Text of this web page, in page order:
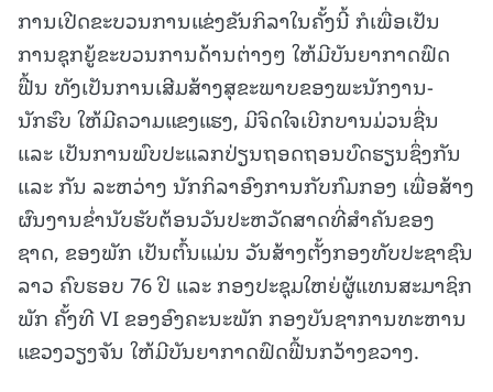
ການເປີດຂະບວນການແຂ່ງຂັນກິລາໃນຄັ້ງນີ້ ກໍເພື່ອເປັນ
ການຊຸກຍູ້ຂະບວນການດ້ານຕ່າງໆ ໃຫ້ມີບັນຍາກາດຟົດ
ຟື້ນ ທັງເປັນການເສີມສ້າງສຸຂະພາບຂອງພະນັກງານ-
ນັກຮົບ ໃຫ້ມີຄວາມແຂງແຮງ, ມີຈິດໃຈເບີກບານມ່ວນຊື່ນ
ແລະ ເປັນການພົບປະແລກປ່ຽນຖອດຖອນບົດຮຽນຊຶ່ງກັນ
ແລະ ກັນ ລະຫວ່າງ ນັກກິລາອົງການກັບກົມກອງ ເພື່ອສ້າງ
ຜົນງານຂ່ຳນັບຮັບຕ້ອນວັນປະຫວັດສາດທີ່ສຳຄັນຂອງ
ຊາດ, ຂອງພັກ ເປັນຕົ້ນແມ່ນ ວັນສ້າງຕັ້ງກອງທັບປະຊາຊົນ
ລາວ ຄົບຮອບ 76 ປີ ແລະ ກອງປະຊຸມໃຫຍ່ຜູ້ແທນສະມາຊິກ
ພັກ ຄັ້ງທີ VI ຂອງອົງຄະນະພັກ ກອງບັນຊາການທະຫານ
ແຂວງວຽງຈັນ ໃຫ້ມີບັນຍາກາດຟົດຟື້ນກວ້າງຂວາງ.